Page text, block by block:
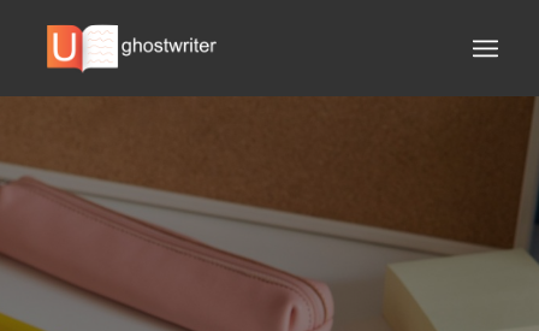
PROFESSIONELLES
KORREKTURLESEN
EINHALTUNG DER